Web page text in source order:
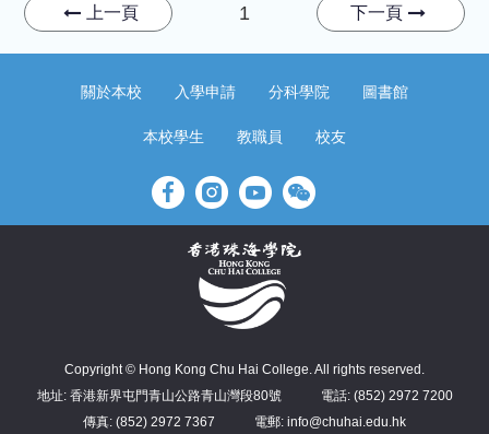
上一頁 1 下一頁
關於本校 入學申請 分科學院 圖書館
本校學生 教職員 校友
Copyright © Hong Kong Chu Hai College. All rights reserved.
地址: 香港新界屯門青山公路青山灣段80號
電話: (852) 2972 7200
傳真: (852) 2972 7367
電郵: info@chuhai.edu.hk